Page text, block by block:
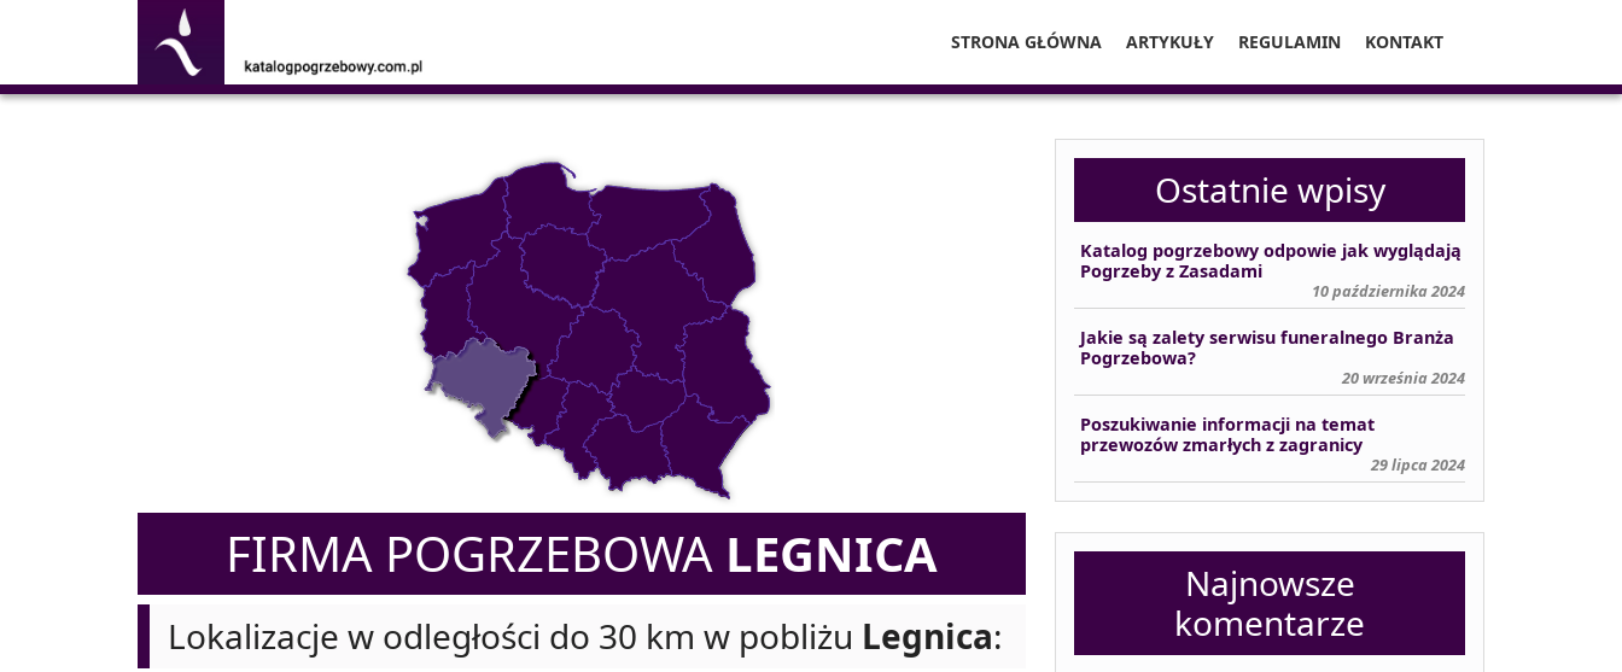
STRONA GŁÓWNA ARTYKUŁY REGULAMIN KONTAKT
FIRMA POGRZEBOWA LEGNICA
Lokalizacje w odległości do 30 km w pobliżu Legnica:
Ostatnie wpisy
Katalog pogrzebowy odpowie jak wyglądają
Pogrzeby z Zasadami
10 października 2024
Jakie są zalety serwisu funeralnego Branża
Pogrzebowa?
20 września 2024
Poszukiwanie informacji na temat
przewozów zmarłych z zagranicy
29 lipca 2024
Najnowsze
komentarze